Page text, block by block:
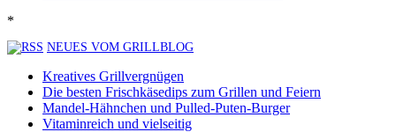
*
NEUES VOM GRILLBLOG
Kreatives Grillvergnügen
Die besten Frischkäsedips zum Grillen und Feiern
Mandel-Hähnchen und Pulled-Puten-Burger
Vitaminreich und vielseitig